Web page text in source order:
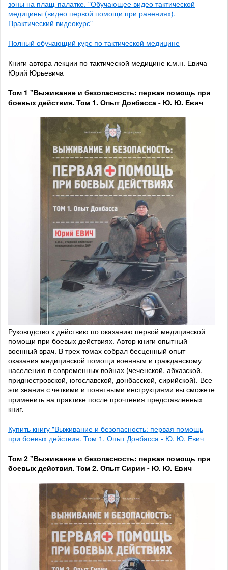
зоны на плащ-палатке. "Обучающее видео тактической
медицины (видео первой помощи при ранениях).
Практический видеокурс"
Полный обучающий курс по тактической медицине
Книги автора лекции по тактической медицине к.м.н. Евича
Юрий Юрьевича
Том 1 "Выживание и безопасность: первая помощь при
боевых действия. Том 1. Опыт Донбасса - Ю. Ю. Евич
Руководство к действию по оказанию первой медицинской
помощи при боевых действиях. Автор книги опытный
военный врач. В трех томах собрал бесценный опыт
оказания медицинской помощи военным и гражданскому
населению в современных войнах (чеченской, абхазской,
приднестровской, югославской, донбасской, сирийской). Все
эти знания с четкими и понятными инструкциями вы сможете
применить на практике после прочтения представленных
книг.
Купить книгу "Выживание и безопасность: первая помощь
при боевых действия. Том 1. Опыт Донбасса - Ю. Ю. Евич
Том 2 "Выживание и безопасность: первая помощь при
боевых действия. Том 2. Опыт Сирии - Ю. Ю. Евич